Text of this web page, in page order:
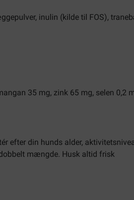
inulin (kilde til FOS),
35 mg, zink 65 mg, selen 0,2
efter din hunds alder,
mængde. Husk altid frisk